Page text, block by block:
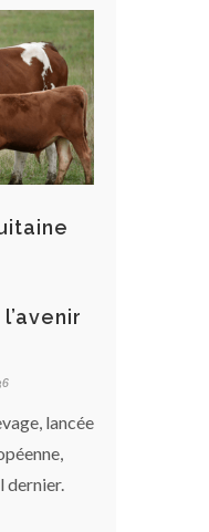
lancée
dernier.